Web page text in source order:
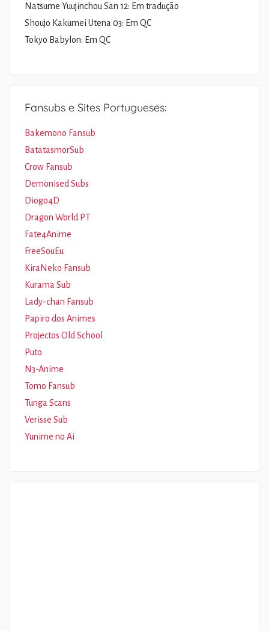
Natsume Yuujinchou San 12: Em tradução
Shoujo Kakumei Utena 03: Em QC
Tokyo Babylon: Em QC
Fansubs e Sites Portugueses:
Bakemono Fansub
BatatasmorSub
Crow Fansub
Demonised Subs
Diogo4D
Dragon World PT
Fate4Anime
FreeSouEu
KiraNeko Fansub
Kurama Sub
Lady-chan Fansub
Papiro dos Animes
Projectos Old School
Puto
N3-Anime
Tomo Fansub
Tunga Scans
Verisse Sub
Yunime no Ai